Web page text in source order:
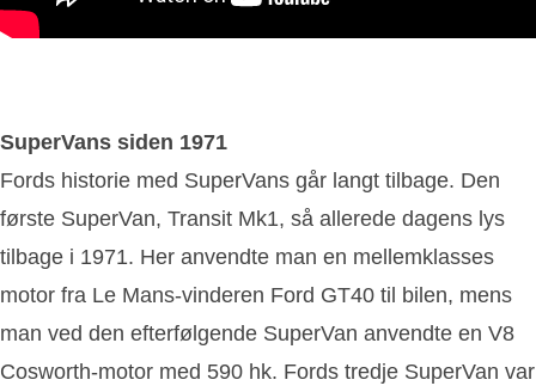
SuperVans siden 1971
Fords historie med SuperVans går langt tilbage. Den
første SuperVan, Transit Mk1, så allerede dagens lys
tilbage i 1971. Her anvendte man en mellemklasses
motor fra Le Mans-vinderen Ford GT40 til bilen, mens
man ved den efterfølgende SuperVan anvendte en V8
Cosworth-motor med 590 hk. Fords tredje SuperVan var